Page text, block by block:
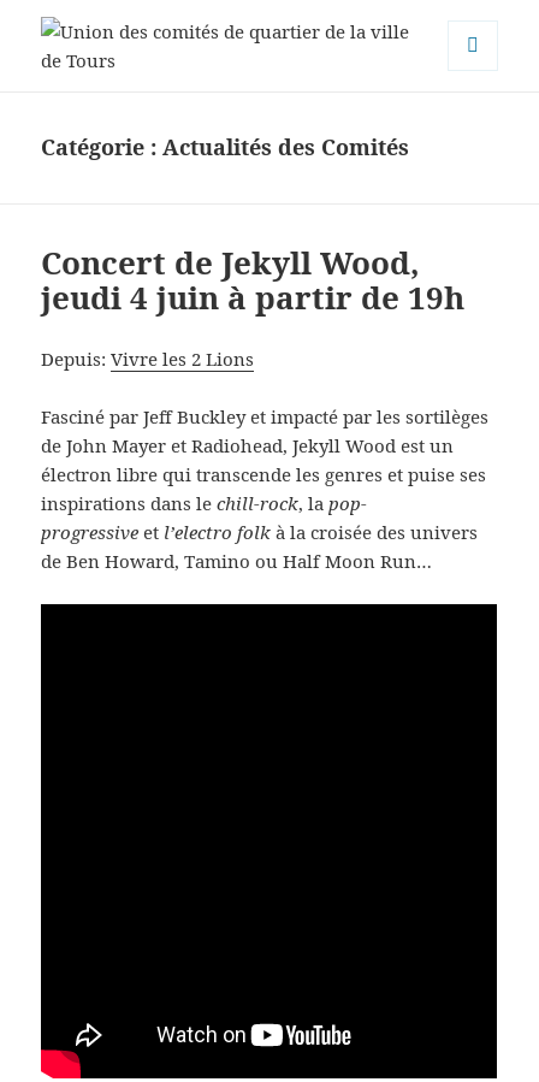
la ville de Tours
Catégorie :Actualités des Comités
Concert de Jekyll Wood,
jeudi 4 juin à partir de 19h
Depuis:Vivre les 2 Lions
Fasciné par Jeff Buckley et impacté par les sortilèges
de John Mayer et Radiohead, Jekyll Wood est un
électron libre qui transcende les genres et puise ses
inspirations dans lechill-rock, lapop-
progressive et l’electro folkà la croisée des univers
de Ben Howard, Tamino ou Half Moon Run…